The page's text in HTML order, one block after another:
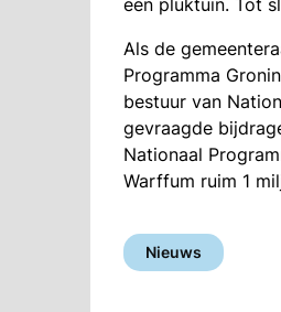
een pluktuin. Tot
Als de
Programma
bestuur van
gevraagde
Nationaal
Warffum ruim 1
Nieuws